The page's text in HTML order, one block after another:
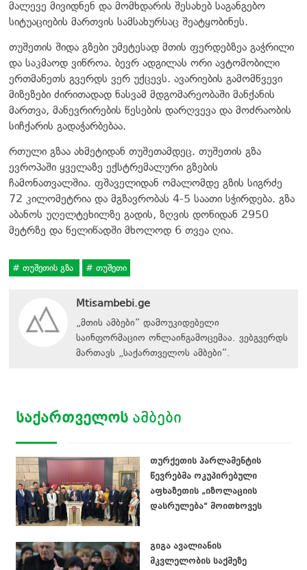
მალევე მივიდნენ და მომხდარის შესახებ საგანგებო
სიტუაციების მართვის სამსახურსაც შეატყობინეს.
თუშეთის შიდა გზები უმეტესად მთის ფერდებზეა გაჭრილი
და საკმაოდ ვიწროა. ბევრ ადგილას ორი ავტომობილი
ერთმანეთს გვერდს ვერ უქცევს. ავარიების გამომწვევი
მიზეზები ძირითადად ნასვამ მდგომარეობაში მანქანის
მართვა, მანევრირების წესების დარღვევა და მოძრაობის
სიჩქარის გადაჭარბებაა.
რთული გზაა ახმეტიდან თუშეთამდეც. თუშეთის გზა
ევროპაში ყველაზე ექსტრემალური გზების
ჩამონათვალშია. ფშაველიდან ომალომდე გზის სიგრძე
72 კილომეტრია და მგზავრობას 4-5 საათი სჭირდება. გზა
აბანოს უღელტეხილზე გადის, ზღვის დონიდან 2950
მეტრზე და წელიწადში მხოლოდ 6 თვეა ღია.
თუშეთის გზა თუშეთი
Mtisambebi.ge
„მთის ამბები“ დამოუკიდებელი
საინფორმაციო ონლაინგამოცემაა. ვებგვერდს
მართავს „საქართველოს ამბები“.
ᲡᲐᲥᲐᲠᲗᲕᲔᲚᲝᲡ ᲐᲛᲑᲔᲑᲘ
თურქეთის პარლამენტის
წევრებმა ოკუპირებული
აფხაზეთის „იზოლაციის
დასრულება“ მოითხოვეს
გიგა ავალიანის
მკვლელობის საქმეზე